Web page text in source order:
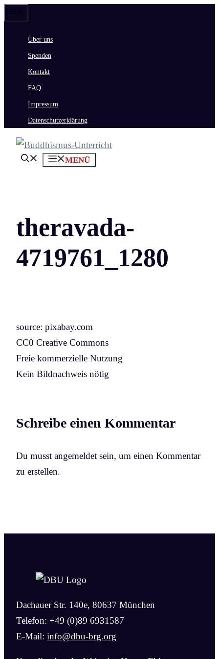
Zum
springenÜber uns
Spenden
Kontakt
FAQ
Impressum
Datenschutzerklärung
MENÜ
theravada-
4719761_1280
source: pixabay.com
CC0 Creative Commons
Freie kommerzielle Nutzung
Kein Bildnachweis nötig
Schreibe einen Kommentar
Du musst angemeldet sein, um einen Kommentar
zu erstellen.
Dachauer Str. 140e, 80637 München
Telefon: +49 (0)89 6931587
E-Mail: info@dbu-brg.org